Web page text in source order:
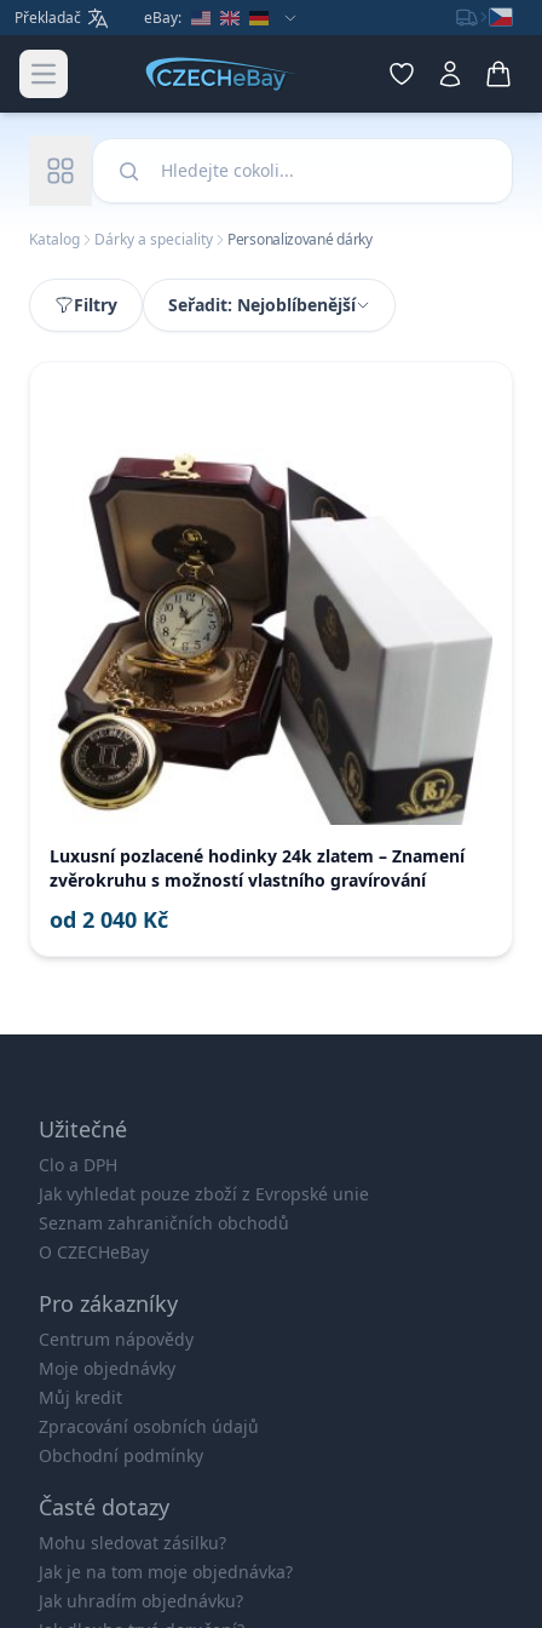
Překladač eBay:
Open main menu
Hledat v našem katalogu
Katalog Dárky a speciality Personalizované dárky
Filtry Seřadit: Nejoblíbenější
Luxusní pozlacené hodinky 24k zlatem – Znamení
zvěrokruhu s možností vlastního gravírování
od 2 040 Kč
Užitečné
Clo a DPH
Jak vyhledat pouze zboží z Evropské unie
Seznam zahraničních obchodů
O CZECHeBay
Pro zákazníky
Centrum nápovědy
Moje objednávky
Můj kredit
Zpracování osobních údajů
Obchodní podmínky
Časté dotazy
Mohu sledovat zásilku?
Jak je na tom moje objednávka?
Jak uhradím objednávku?